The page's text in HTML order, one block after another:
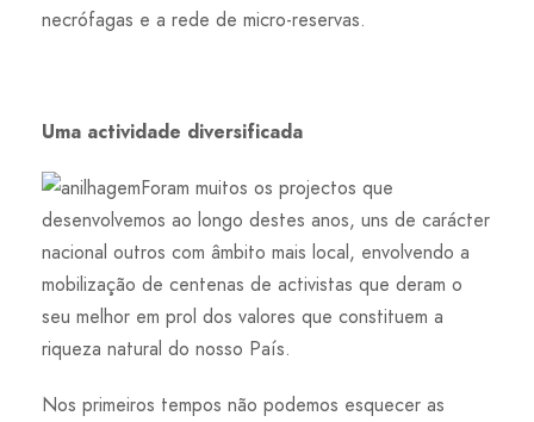
necrófagas e a rede de micro-reservas.
Uma actividade diversificada
Foram muitos os projectos que
desenvolvemos ao longo destes anos, uns de carácter
nacional outros com âmbito mais local, envolvendo a
mobilização de centenas de activistas que deram o
seu melhor em prol dos valores que constituem a
riqueza natural do nosso País.
Nos primeiros tempos não podemos esquecer as